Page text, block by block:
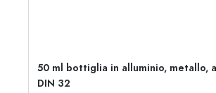
50 ml bottiglia in alluminio, metallo,
DIN 32